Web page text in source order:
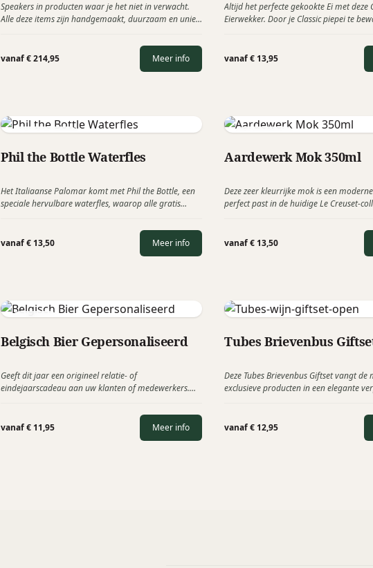
Speakers in producten waar je het niet in verwacht.
Alle deze items zijn handgemaakt, duurzaam en uniek.
geluid. Dit kan in jouw gitaar, koffer, buizenradio of
wat dan ook. Laat je inspireren!
vanaf € 214,95 Meer info
Altijd het perfecte gekookte Ei met deze
Eierwekker. Door je Classic piepei te
hebben waardoor je het perfecte ei
hem gebruikt. De Classic piepeieren zijn
in 15 effen kleuren en te voorzien van
vanaf € 13,95
Palomarweb
Phil the Bottle Waterfles
Het Italiaanse Palomar komt met Phil the Bottle, een
speciale hervulbare waterfles, waarop alle gratis
De drinkfonteinen bevinden zich in parken, tuinen, op
pleinen en langs de straten.
vanaf € 13,50 Meer info
Le Creuset
Aardewerk Mok 350ml
Deze zeer kleurrijke mok is een
perfect past in de huidige Le Creuset-
krasbestendig is en eenvoudig te
vanaf € 13,50
M.Y.O.S.
Belgisch Bier Gepersonaliseerd
Geeft dit jaar een origineel relatie- of
eindejaarscadeau aan uw klanten of medewerkers.
flessen Belgisch Bier! Wat drinkt u het liefst? Blond,
Dubbel Donker of toch liever de hoppige Tripel Bier?
vanaf € 11,95 Meer info
Tubes Brievenbus
Deze Tubes Brievenbus Giftset vangt de
exclusieve producten in een elegante
is gebaseerd op het ‘verpakken’ van
theemelanges, kruiden of oliën in een
vanaf € 12,95